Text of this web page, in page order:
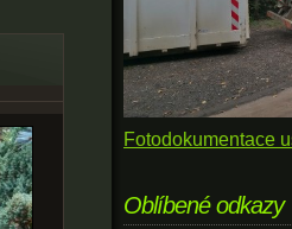
Fotodokumentace
Oblíbené odkazy